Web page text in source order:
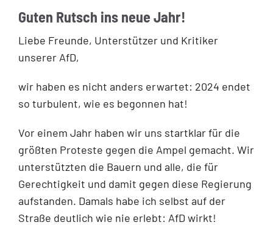
Guten Rutsch ins neue Jahr!
Liebe Freunde, Unterstützer und Kritiker
unserer AfD,
wir haben es nicht anders erwartet: 2024 endet
so turbulent, wie es begonnen hat!
Vor einem Jahr haben wir uns startklar für die
größten Proteste gegen die Ampel gemacht. Wir
unterstützten die Bauern und alle, die für
Gerechtigkeit und damit gegen diese Regierung
aufstanden. Damals habe ich selbst auf der
Straße deutlich wie nie erlebt: AfD wirkt!